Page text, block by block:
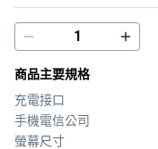
商品主要規格
充電接口
手機電信公司
螢幕尺寸